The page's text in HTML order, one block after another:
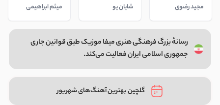
مجید رضوی شایان یو میثم ابراهیمی
رسانهٔ بزرگ فرهنگی هنری میفا موزیک طبق قوانین جاری
جمهوری اسلامی ایران فعالیت می‌کند.
گلچین بهترین آهنگ‌های شهریور